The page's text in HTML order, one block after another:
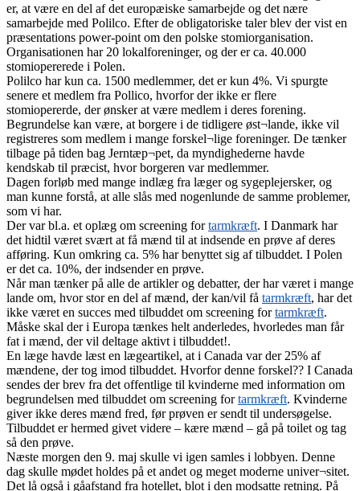
er, at være en del af det europæiske samarbejde og det nære
samarbejde med Polilco. Efter de obligatoriske taler blev der vist en
præsentations power-point om den polske stomiorganisation.
Organisationen har 20 lokalforeninger, og der er ca. 40.000
stomiopererede i Polen.
Polilco har kun ca. 1500 medlemmer, det er kun 4%. Vi spurgte
senere et medlem fra Pollico, hvorfor der ikke er flere
stomiopererde, der ønsker at være medlem i deres forening.
Begrundelse kan være, at borgere i de tidligere øst¬lande, ikke vil
registreres som medlem i mange forskel¬lige foreninger. De tænker
tilbage på tiden bag Jerntæp¬pet, da myndighederne havde
kendskab til præcist, hvor borgeren var medlemmer.
Dagen forløb med mange indlæg fra læger og sygeplejersker, og
man kunne forstå, at alle slås med nogenlunde de samme problemer,
som vi har.
Der var bl.a. et oplæg om screening fortarmkræft. I Danmark har
det hidtil været svært at få mænd til at indsende en prøve af deres
afføring. Kun omkring ca. 5% har benyttet sig af tilbuddet. I Polen
er det ca. 10%, der indsender en prøve.
Når man tænker på alle de artikler og debatter, der har været i mange
lande om, hvor stor en del af mænd, der kan/vil få tarmkræft, har det
ikke været en succes med tilbuddet om screening fortarmkræft.
Måske skal der i Europa tænkes helt anderledes, hvorledes man får
fat i mænd, der vil deltage aktivt i tilbuddet!.
En læge havde læst en lægeartikel, at i Canada var der 25% af
mændene, der tog imod tilbuddet. Hvorfor denne forskel?? I Canada
sendes der brev fra det offentlige til kvinderne med information om
begrundelsen med tilbuddet om screening fortarmkræft. Kvinderne
giver ikke deres mænd fred, før prøven er sendt til undersøgelse.
Tilbuddet er hermed givet videre – kære mænd – gå på toilet og tag
så den prøve.
Næste morgen den 9. maj skulle vi igen samles i lobbyen. Denne
dag skulle mødet holdes på et andet og meget moderne univer¬sitet.
Det lå også i gåafstand fra hotellet, blot i den modsatte retning. På